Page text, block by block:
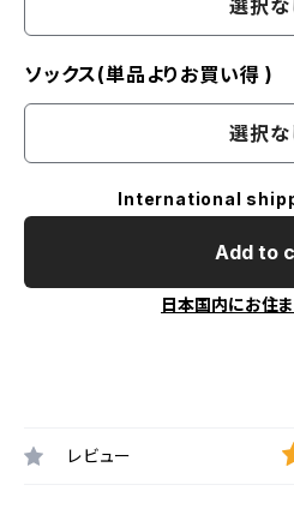
選択な
ソックス(単品よりお買い得 )
選択な
International
Add to
日本国内にお住
レビュー